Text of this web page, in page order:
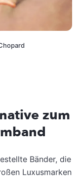
zum
Bänder, die
Luxusmarken